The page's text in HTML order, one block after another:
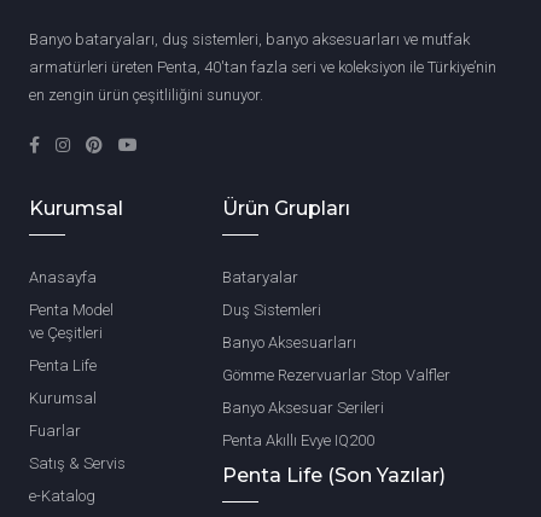
Banyo bataryaları, duş sistemleri, banyo aksesuarları ve mutfak
armatürleri üreten Penta, 40'tan fazla seri ve koleksiyon ile Türkiye’nin
en zengin ürün çeşitliliğini sunuyor.
Kurumsal
Anasayfa
Penta Model
ve Çeşitleri
Penta Life
Kurumsal
Fuarlar
Satış & Servis
e-Katalog
Ürün Grupları
Bataryalar
Duş Sistemleri
Banyo Aksesuarları
Gömme Rezervuarlar Stop Valfler
Banyo Aksesuar Serileri
Penta Akıllı Evye IQ200
Penta Life (Son Yazılar)